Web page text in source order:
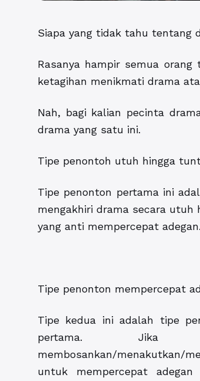
Siapa yang tidak tahu tentang
Rasanya hampir semua
ketagihan menikmati drama
Nah, bagi kalian pecinta
drama yang satu ini.
Tipe penontoh utuh hingga
Tipe penonton pertama ini
mengakhiri drama secara
yang anti mempercepat
Tipe penonton mempercepat
Tipe kedua ini adalah tipe
pertama. Jika
membosankan/menakutkan/
untuk mempercepat adegan